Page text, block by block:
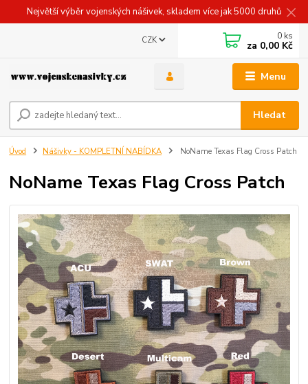
Největší výběr vojenských nášivek, skladem více jak 5000 druhů
Menu
CZK
Hledat
0 ks
za 0,00 Kč
Úvod Nášivky - KOMPLETNÍ NABÍDKA NoName Texas Flag Cross Patch
NoName Texas Flag Cross Patch